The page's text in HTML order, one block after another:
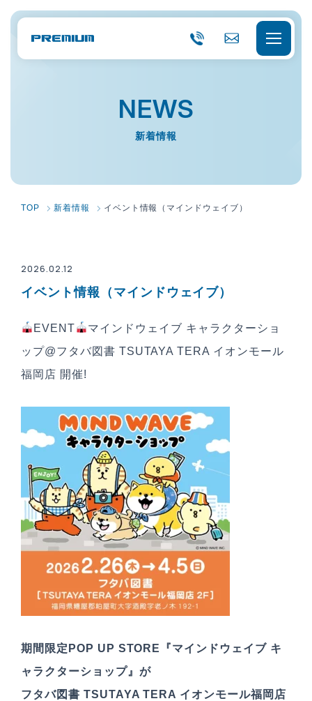
Vision 2030
SDGs宣言
各種認証
8
5
7-
ON
NEWS
新着情報
TOP 新着情報 イベント情報（マインドウェイブ）
2026.02.12
イベント情報（マインドウェイブ）
EVENT
マインドウェイブ キャラクターショ
ップ@フタバ図書 TSUTAYA TERA イオンモール
福岡店 開催!
期間限定POP UP STORE『マインドウェイブ キ
ャラクターショップ』が
フタバ図書 TSUTAYA TERA イオンモール福岡店